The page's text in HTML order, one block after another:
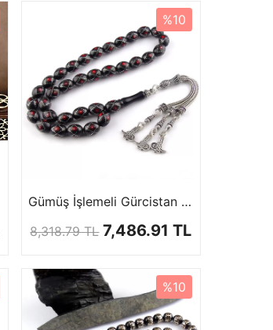
%10
Gümüş İşlemeli Gürcistan Oltu Tesbih
8,318.79 TL 7,486.91 TL
%10